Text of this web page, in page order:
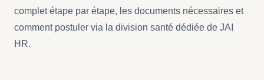
complet étape par étape, les documents nécessaires et
comment postuler via la division santé dédiée de JAI
HR.